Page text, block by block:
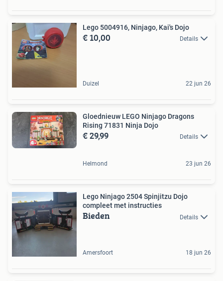
Lego 5004916, Ninjago, Kai's Dojo
€ 10,00 Details
Duizel 22 jun 26
Gloednieuw LEGO Ninjago Dragons
Rising 71831 Ninja Dojo
€ 29,99 Details
Helmond 23 jun 26
Lego Ninjago 2504 Spinjitzu Dojo
compleet met instructies
Bieden Details
Amersfoort 18 jun 26